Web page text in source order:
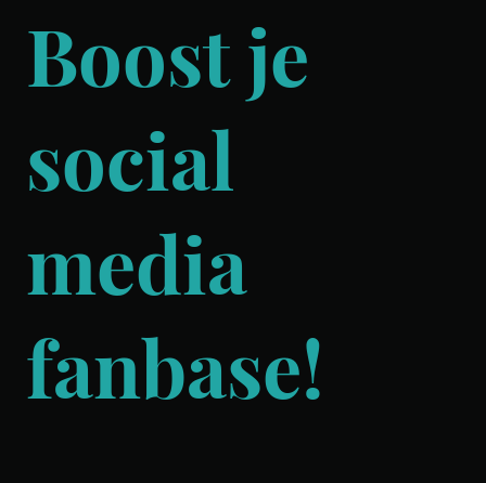
Boost je
social
media
fanbase!